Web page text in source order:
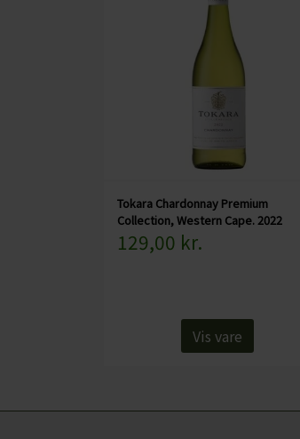
CHARDONNAY
PINOT NOIR
CHOKOLADE, LAKRIDS ETC
TONICS OG VAND
JUL OG GLØGG
Tokara Chardonnay Premium
Collection, Western Cape. 2022
129,00 kr.
Vis vare